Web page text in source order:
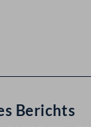
Berichts